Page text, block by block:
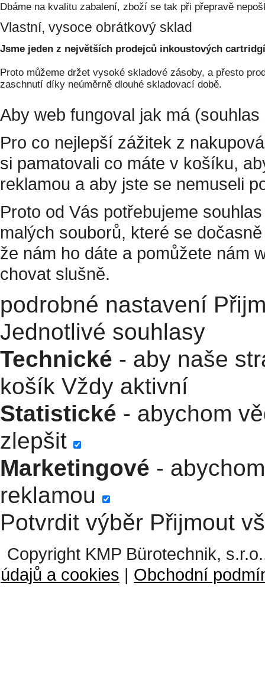
Dbáme na kvalitu zabalení, zboží se tak při přepravě
Vlastní, vysoce obrátkový sklad
Jsme jeden z největších prodejců inkoustových
Proto můžeme držet vysoké skladové zásoby, a přesto
zaschnutí díky neúměrně dlouhé skladovací době.
Aby web fungoval jak má
Pro co nejlepší zážitek z
si pamatovali co máte v košíku,
reklamou a aby jste se nemuseli
Proto od Vás potřebujeme
malých souborů, které se
že nám ho dáte a pomůžete nám
chovat slušně.
podrobné nastavení
Jednotlivé souhlasy
Technické - aby naše
košík Vždy aktivní
Statistické - abychom
zlepšit
Marketingové -
reklamou
Potvrdit výběr Přijmout
Copyright KMP Bürotechnik,
údajů a cookies | Obchodní